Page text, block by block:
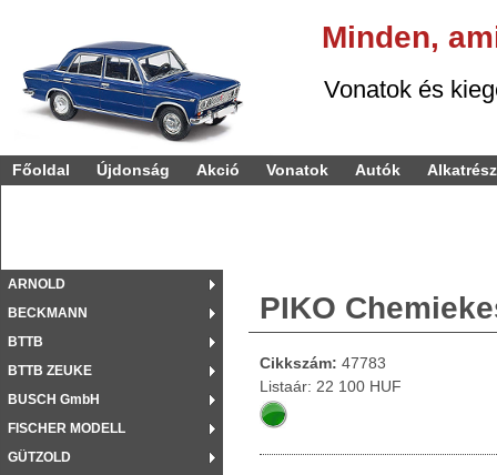
Minden,
Vonatok és
Főoldal Újdonság Akció Vonatok Autók
ARNOLD
BECKMANN
BTTB
BTTB ZEUKE
BUSCH GmbH
FISCHER MODELL
GÜTZOLD
PIKO
Cikkszám: 47783
Listaár: 22 100 HUF